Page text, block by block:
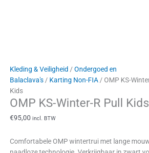
Kleding & Veiligheid / Ondergoed en
Balaclava's/ Karting Non-FIA/ OMP KS-
Kids
OMP KS-Winter-R Pull Kids
€95,00 incl. BTW
Comfortabele OMP wintertrui met lange